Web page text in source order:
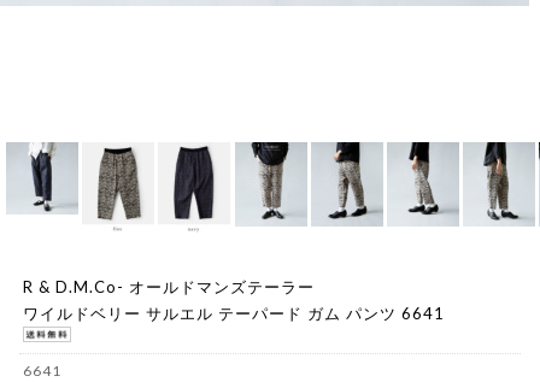
R & D.M.Co- オールドマンズテーラー
ワイルドベリー サルエル テーパード ガム パンツ 6641
6641